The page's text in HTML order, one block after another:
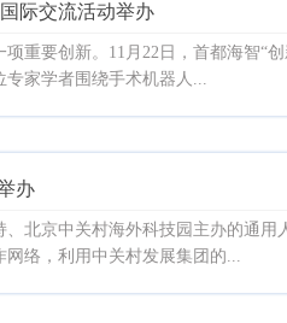
际交流活动举办
重要创新。11月22日，首都海智“
专家学者围绕手术机器人...
办
北京中关村海外科技园主办的通用
络，利用中关村发展集团的...